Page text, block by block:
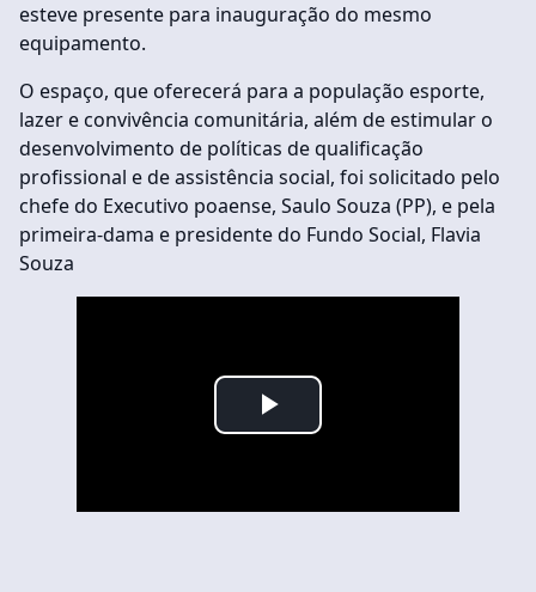
esteve presente para inauguração do mesmo
equipamento.
O espaço, que oferecerá para a população esporte,
lazer e convivência comunitária, além de estimular o
desenvolvimento de políticas de qualificação
profissional e de assistência social, foi solicitado pelo
chefe do Executivo poaense, Saulo Souza (PP), e pela
primeira-dama e presidente do Fundo Social, Flavia
Souza
Play